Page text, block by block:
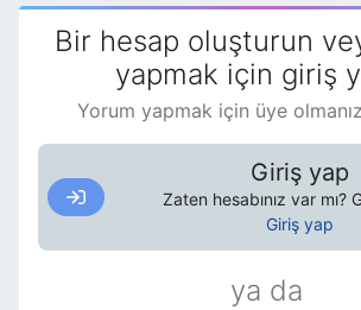
Bir hesap oluşturun
yapmak için giriş
Yorum yapmak için üye
Giriş yap
Zaten hesabınız var mı?
Giriş yap
ya da